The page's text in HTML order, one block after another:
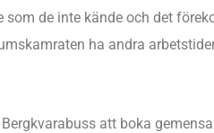
de inte kände och det
ha andra
att boka